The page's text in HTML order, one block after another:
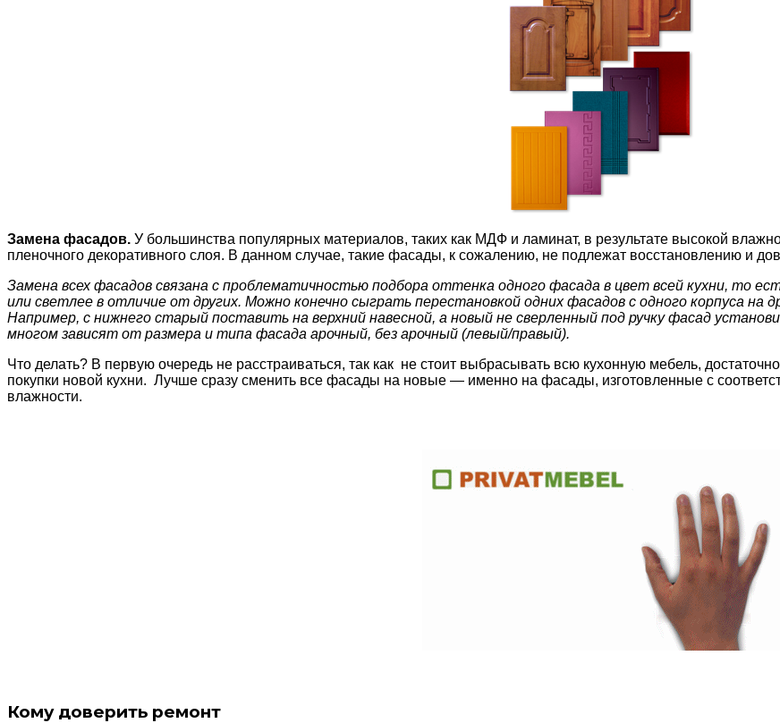
Замена фасадов. У большинства популярных материалов, таких как МДФ и ламинат, в результате высокой
пленочного декоративного слоя. В данном случае, такие фасады, к сожалению, не подлежат восстановлению и
Замена всех фасадов связана с проблематичностью подбора оттенка одного фасада в цвет всей кухни, то
или светлее в отличие от других. Можно конечно сыграть перестановкой одних фасадов с одного корпуса на
Например, с нижнего старый поставить на верхний навесной, а новый не сверленный под ручку фасад
многом зависят от размера и типа фасада арочный, без арочный (левый/правый).
Что делать? В первую очередь не расстраиваться, так как не стоит выбрасывать всю кухонную мебель, достаточно
покупки новой кухни. Лучше сразу сменить все фасады на новые — именно на фасады, изготовленные с
влажности.
Кому доверить ремонт